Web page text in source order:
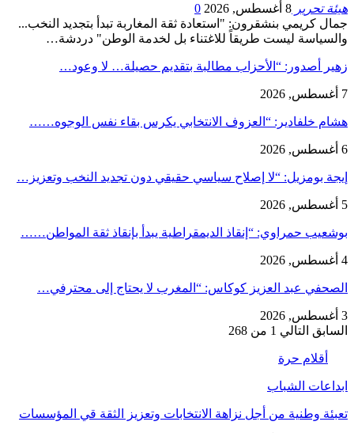
هيئة تحرير 8 أغسطس, 2026
0
جمال كريمي بنشقرون: "استعادة ثقة المغاربة تبدأ بتجديد النخب...
والسياسة ليست طريقاً للاغتناء بل لخدمة الوطن" دردشة…
زهير أصدور: “الأحزاب مطالبة بتقديم حصيلة… لا وعود…
7 أغسطس, 2026
هشام خلفادير: “العزوف الانتخابي يكرس بقاء نفس الوجوه……
6 أغسطس, 2026
إيجة بومزيل: “لا إصلاح سياسي حقيقي دون تجديد النخب وتعزيز…
5 أغسطس, 2026
بوشعيب حمراوي: “إنقاذ الديمقراطية يبدأ بإنقاذ ثقة المواطن……
4 أغسطس, 2026
الصحفي عبد العزيز كوكاس: “المغرب لا يحتاج إلى محترفي…
3 أغسطس, 2026
السابق التالي 1 من 268
أقلام حرة
ابداعات الشباب
تعبئة وطنية من أجل نزاهة الانتخابات وتعزيز الثقة قي المؤسسات